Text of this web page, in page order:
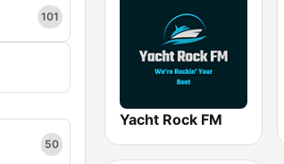
101
50
Yacht Rock FM